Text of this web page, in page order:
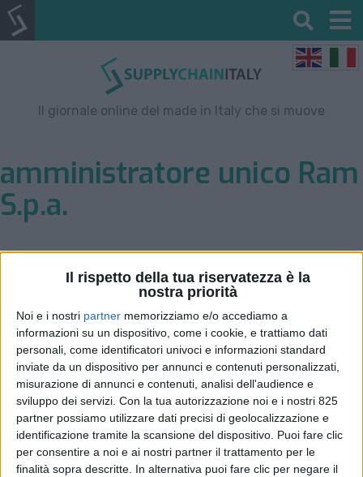
Il rispetto della tua riservatezza è la
nostra priorità
Noi e i nostri partner memorizziamo e/o accediamo a
informazioni su un dispositivo, come i cookie, e trattiamo dati
personali, come identificatori univoci e informazioni standard
inviate da un dispositivo per annunci e contenuti personalizzati,
misurazione di annunci e contenuti, analisi dell'audience e
sviluppo dei servizi. Con la tua autorizzazione noi e i nostri 825
partner possiamo utilizzare dati precisi di geolocalizzazione e
identificazione tramite la scansione del dispositivo. Puoi fare clic
per consentire a noi e ai nostri partner il trattamento per le
finalità sopra descritte. In alternativa puoi fare clic per negare il
Il giornale online del made in Italy che si muove
amministratore unico Ram
S.p.a.